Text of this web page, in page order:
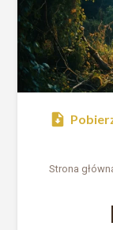
Strona